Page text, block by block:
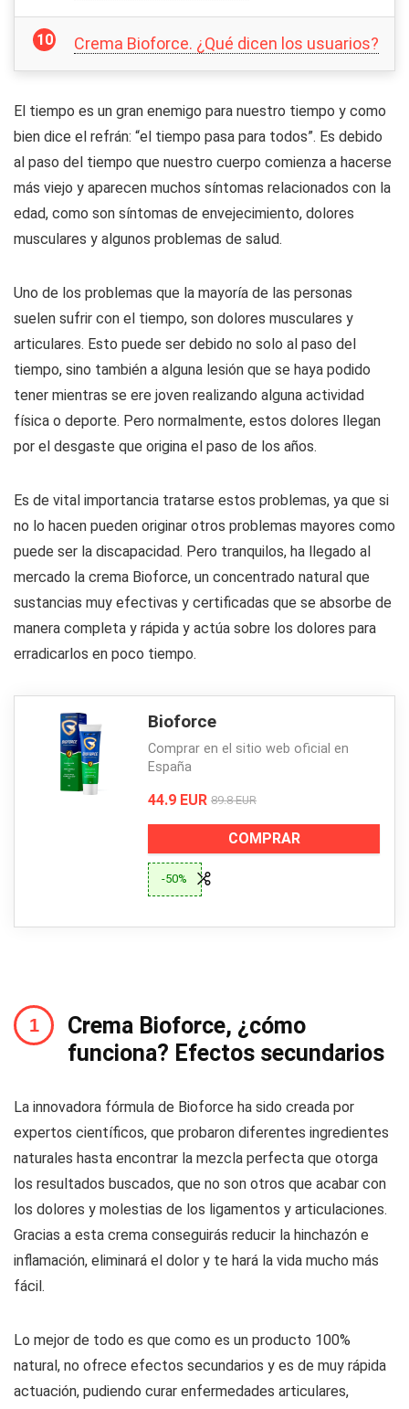
Crema Bioforce. ¿Qué dicen los usuarios?
El tiempo es un gran enemigo para nuestro tiempo y como
bien dice el refrán: “el tiempo pasa para todos”. Es debido
al paso del tiempo que nuestro cuerpo comienza a hacerse
más viejo y aparecen muchos síntomas relacionados con la
edad, como son síntomas de envejecimiento, dolores
musculares y algunos problemas de salud.
Uno de los problemas que la mayoría de las personas
suelen sufrir con el tiempo, son dolores musculares y
articulares. Esto puede ser debido no solo al paso del
tiempo, sino también a alguna lesión que se haya podido
tener mientras se ere joven realizando alguna actividad
física o deporte. Pero normalmente, estos dolores llegan
por el desgaste que origina el paso de los años.
Es de vital importancia tratarse estos problemas, ya que si
no lo hacen pueden originar otros problemas mayores como
puede ser la discapacidad. Pero tranquilos, ha llegado al
mercado la crema Bioforce, un concentrado natural que
sustancias muy efectivas y certificadas que se absorbe de
manera completa y rápida y actúa sobre los dolores para
erradicarlos en poco tiempo.
Bioforce
Comprar en el sitio web oficial en
España
44.9 EUR 89.8 EUR
COMPRAR
-50%
Crema Bioforce, ¿cómo
funciona? Efectos secundarios
La innovadora fórmula de Bioforce ha sido creada por
expertos científicos, que probaron diferentes ingredientes
naturales hasta encontrar la mezcla perfecta que otorga
los resultados buscados, que no son otros que acabar con
los dolores y molestias de los ligamentos y articulaciones.
Gracias a esta crema conseguirás reducir la hinchazón e
inflamación, eliminará el dolor y te hará la vida mucho más
fácil.
Lo mejor de todo es que como es un producto 100%
natural, no ofrece efectos secundarios y es de muy rápida
actuación, pudiendo curar enfermedades articulares,